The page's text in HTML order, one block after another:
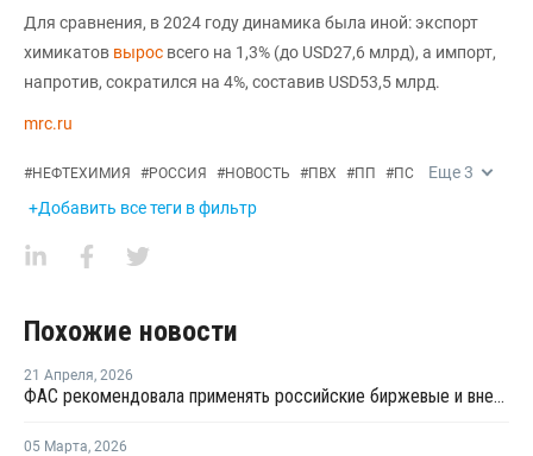
Для сравнения, в 2024 году динамика была иной: экспорт
химикатов вырос всего на 1,3% (до USD27,6 млрд), а импорт,
напротив, сократился на 4%, составив USD53,5 млрд.
mrc.ru
#НЕФТЕХИМИЯ #РОССИЯ #НОВОСТЬ #ПВХ #ПП #ПС Еще3
+Добавить все теги в фильтр
Похожие новости
21 Апреля, 2026
ФАС рекомендовала применять российские биржевые и внебиржевые индексы цен
05 Марта, 2026